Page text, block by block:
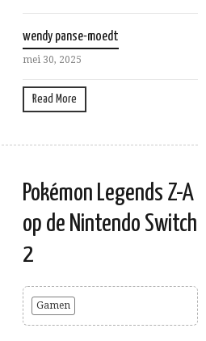
wendy panse-moedt
mei 30, 2025
Read More
Pokémon Legends Z-A
op de Nintendo Switch
2
Gamen